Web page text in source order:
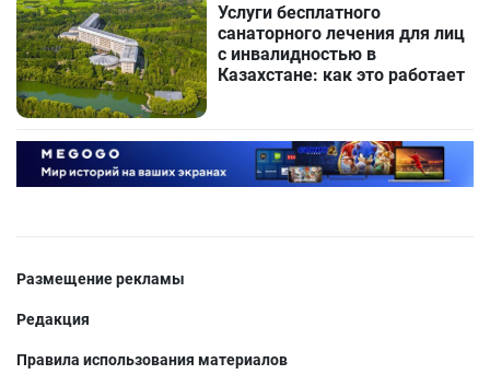
Услуги бесплатного
санаторного лечения для лиц
с инвалидностью в
Казахстане: как это работает
Размещение рекламы
Редакция
Правила использования материалов